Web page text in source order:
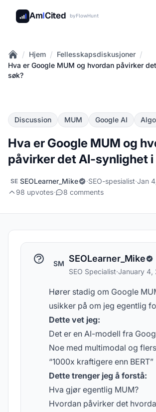
AmICited byFlowHunt
Home
/ Hjem / Fellesskapsdiskusjoner /
Hva er Google MUM og hvordan påvirker
søk?
Discussion MUM Google AI
Hva er Google MUM og
påvirker det AI-synlighet i
SE SEOLearner_Mike ·SEO-spesialist·Jan
98 upvotes· 8 comments
SM SEOLearner_Mike
SEO Specialist·January 4,
Hører stadig om Google
usikker på om jeg egentlig
Dette vet jeg:
Det er en AI-modell fra
Noe med multimodal og
“1000x kraftigere enn BERT”
Dette trenger jeg å forstå:
Hva gjør egentlig MUM?
Hvordan påvirker det